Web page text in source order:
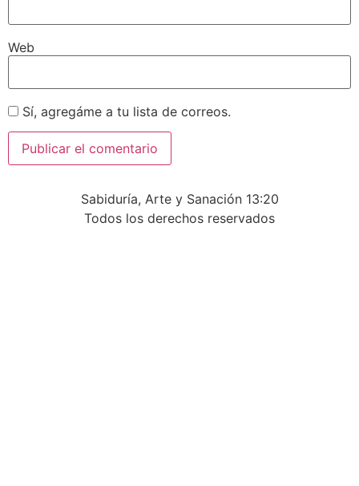
Web
Sí, agregáme a tu lista de correos.
Sabiduría, Arte y Sanación 13:20
Todos los derechos reservados